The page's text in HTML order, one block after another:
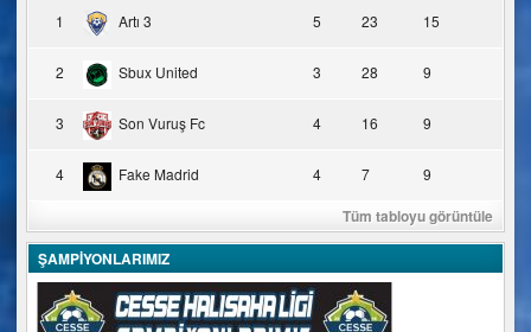
1 Artı 3 5 23 15
2 Sbux United 3 28 9
3 Son Vuruş Fc 4 16 9
4 Fake Madrid 4 7 9
Tüm tabloyu görüntüle
ŞAMPİYONLARIMIZ